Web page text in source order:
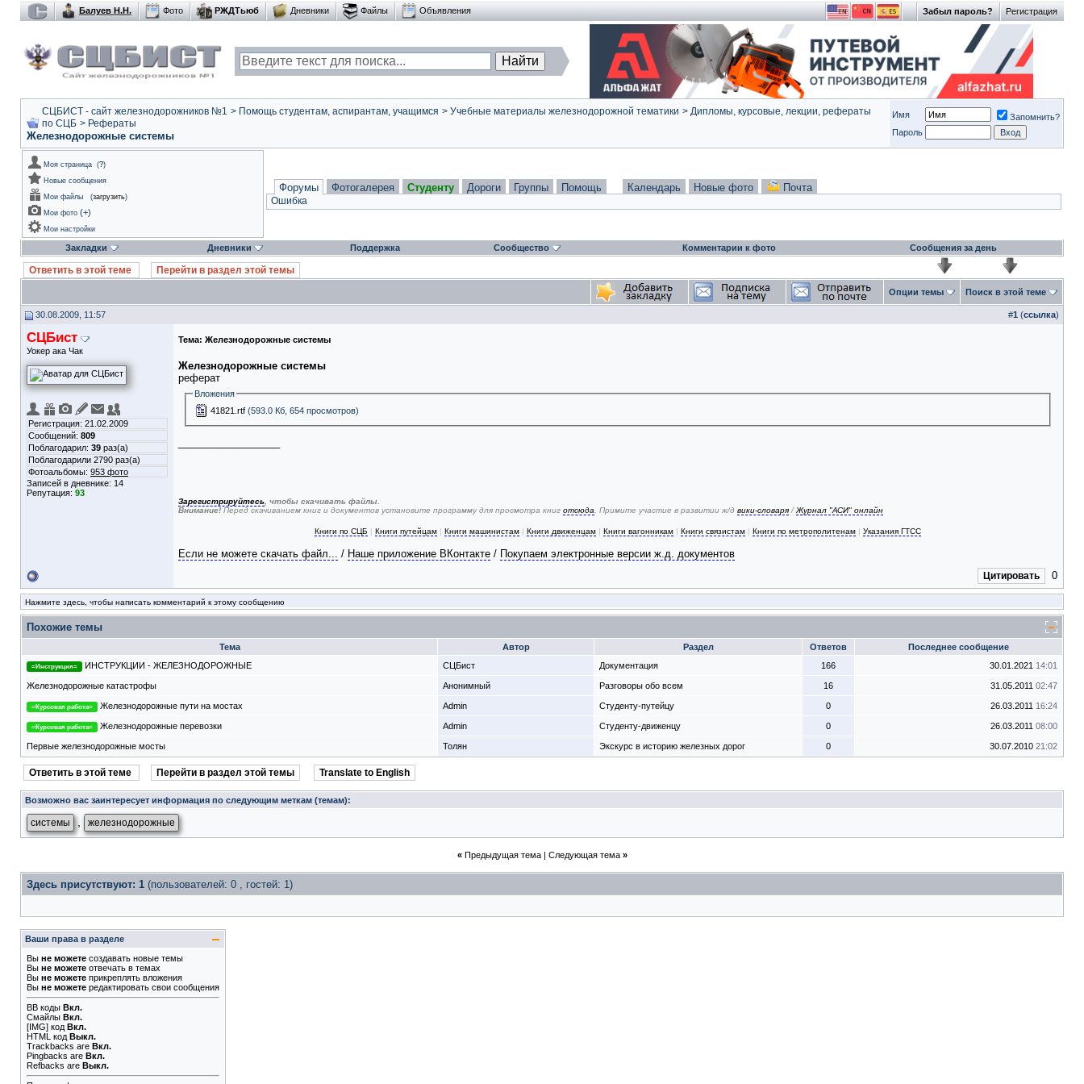
Регистрация
Забыл пароль?
Балуев Н.Н. Фото РЖДТьюб Дневники Файлы Объявления
СЦБИСТ - сайт железнодорожников №1 > Помощь студентам, аспирантам, учащимся > Учебные материалы железнодорожной тематики > Дипломы, курсовые, лекции, рефераты
по СЦБ > Рефераты
Железнодорожные системы
Имя
Запомнить?
Пароль
Моя страница (?)
Новые сообщения
Мои файлы
(загрузить)
Мои фото (+)
Мои настройки
Форумы Фотогалерея Студенту Дороги Группы Помощь Календарь Новые фото Почта
Ошибка
Закладки Дневники Поддержка Сообщество Комментарии к фото Сообщения за день
Ответить в этой теме Перейти в раздел этой темы
Опции темы Поиск в этой теме
30.08.2009, 11:57 #1 (ссылка)
СЦБист
Уокер ака Чак
Регистрация: 21.02.2009
Сообщений: 809
Поблагодарил: 39 раз(а)
Поблагодарили 2790 раз(а)
Фотоальбомы: 953 фото
Записей в дневнике: 14
Репутация: 93
Тема: Железнодорожные системы
Железнодорожные системы
реферат
Вложения
41821.rtf (593.0 Кб, 654 просмотров)
Зарегистрируйтесь , чтобы скачивать файлы.
Внимание! Перед скачиванием книг и документов установите программу для просмотра книг отсюда . Примите участие в развитии ж/д вики-словаря /Журнал "АСИ" онлайн
Книги по СЦБ | Книги путейцам | Книги машинистам | Книги движенцам | Книги вагонникам | Книги связистам | Книги по метрополитенам | Указания ГТСС
Если не можете скачать файл... / Наше приложение ВКонтакте / Покупаем электронные версии ж.д. документов
Цитировать 0
Нажмите здесь, чтобы написать комментарий к этому сообщению
Похожие темы
Тема Автор Раздел Ответов Последнее сообщение
=Инструкция= ИНСТРУКЦИИ - ЖЕЛЕЗНОДОРОЖНЫЕ СЦБист Документация 166 30.01.2021 14:01
Железнодорожные катастрофы Анонимный Разговоры обо всем 16 31.05.2011 02:47
=Курсовая работа= Железнодорожные пути на мостах Admin Студенту-путeйцу 0 26.03.2011 16:24
=Курсовая работа= Железнодорожные перевозки Admin Студенту-движeнцу 0 26.03.2011 08:00
Первые железнодорожные мосты Толян Экскурс в историю железных дорог 0 30.07.2010 21:02
Ответить в этой теме Перейти в раздел этой темы Translate to English
Возможно вас заинтересует информация по следующим меткам (темам):
системы железнодорожные
« Предыдущая тема| Следующая тема »
Здесь присутствуют: 1 (пользователей: 0 , гостей: 1)
Ваши права в разделе
Вы не можете создавать новые темы
Вы не можете отвечать в темах
Вы не можете прикреплять вложения
Вы не можете редактировать свои сообщения
BB коды Вкл.
Смайлы Вкл.
[IMG] код Вкл.
HTML код Выкл.
Trackbacks are Вкл.
Pingbacks are Вкл.
Refbacks are Выкл.